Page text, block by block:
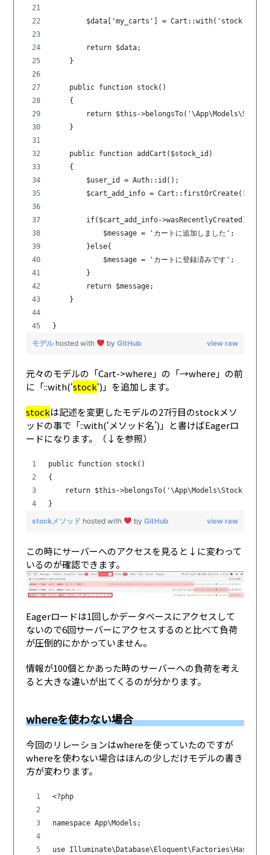
$data['my_carts'] = Cart::with('stock')-
        return $data;
    }
    public function stock()
    {
return $this-
    }
    public function addCart($stock_id)
    {
        $user_id = Auth::id();
$cart_add_info =
        if($cart_add_info->wasRecentlyCreated){
            $message = 'カートに追加しました';
        }else{
            $message = 'カートに登録済みです';
        }
        return $message;
    }
}
view raw
モデル hosted with byGitHub
元々のモデルの「Cart->where」の「→where」の前
に「::with(‘stock‘)」を追加します。
stockは記述を変更したモデルの27行目のstockメソ
ッドの事で「::with(‘メソッド名’)」と書けばEagerロ
ードになります。（↓を参照）
public function stock()
{
    return $this->belongsTo('\App\Models\Stock');
}
view raw
stockメソッド hosted with byGitHub
この時にサーバーへのアクセスを見ると↓に変わって
いるのが確認できます。
Eagerロードは1回しかデータベースにアクセスして
ないので6回サーバーにアクセスするのと比べて負荷
が圧倒的にかかっていません。
情報が100個とかあった時のサーバーへの負荷を考え
ると大きな違いが出てくるのが分かります。
whereを使わない場合
今回のリレーションはwhereを使っていたのですが
whereを使わない場合はほんの少しだけモデルの書き
方が変わります。
<?php
namespace App\Models;
use